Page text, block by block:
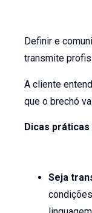
Definir e
transmite
A cliente
que o brechó
Dicas
Seja